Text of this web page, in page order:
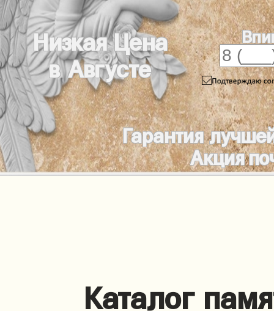
Низкая Цена
в Августе
Гарантия
Акция
Каталог